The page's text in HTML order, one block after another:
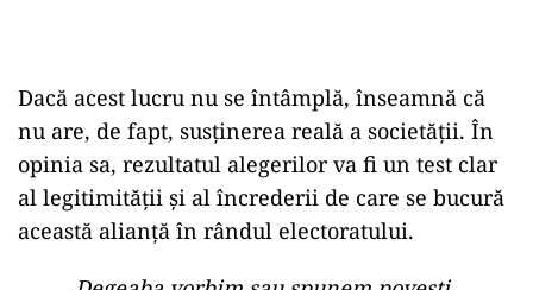
Dacă acest lucru nu se întâmplă, înseamnă că
nu are, de fapt, susținerea reală a societății. În
opinia sa, rezultatul alegerilor va fi un test clar
al legitimității și al încrederii de care se bucură
această alianță în rândul electoratului.